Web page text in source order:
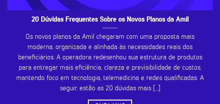
20 Dúvidas Frequentes Sobre os Novos Planos da Amil
Os novos planos da Amil chegaram com uma proposta mais
moderna, organizada e alinhada às necessidades reais dos
beneficiários. A operadora redesenhou sua estrutura de produtos
para entregar mais eficiência, clareza e previsibilidade de custos,
mantendo foco em tecnologia, telemedicina e redes qualificadas. A
seguir, estão as 20 dúvidas mais [...]